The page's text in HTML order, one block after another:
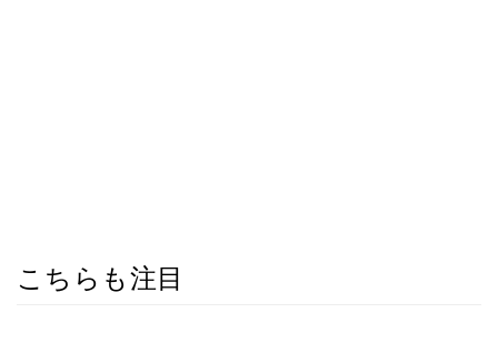
こちらも注目